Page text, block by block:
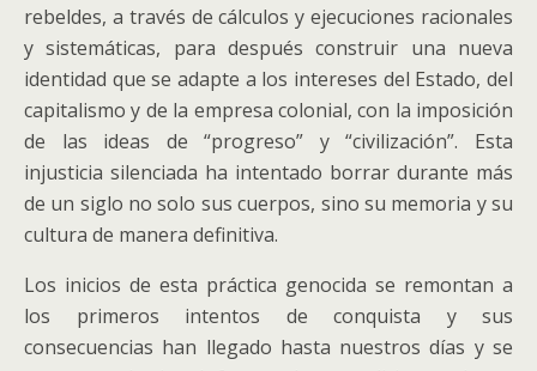
rebeldes, a través de cálculos y ejecuciones racionales
y sistemáticas, para después construir una nueva
identidad que se adapte a los intereses del Estado, del
capitalismo y de la empresa colonial, con la imposición
de las ideas de “progreso” y “civilización”. Esta
injusticia silenciada ha intentado borrar durante más
de un siglo no solo sus cuerpos, sino su memoria y su
cultura de manera definitiva.
Los inicios de esta práctica genocida se remontan a
los primeros intentos de conquista y sus
consecuencias han llegado hasta nuestros días y se